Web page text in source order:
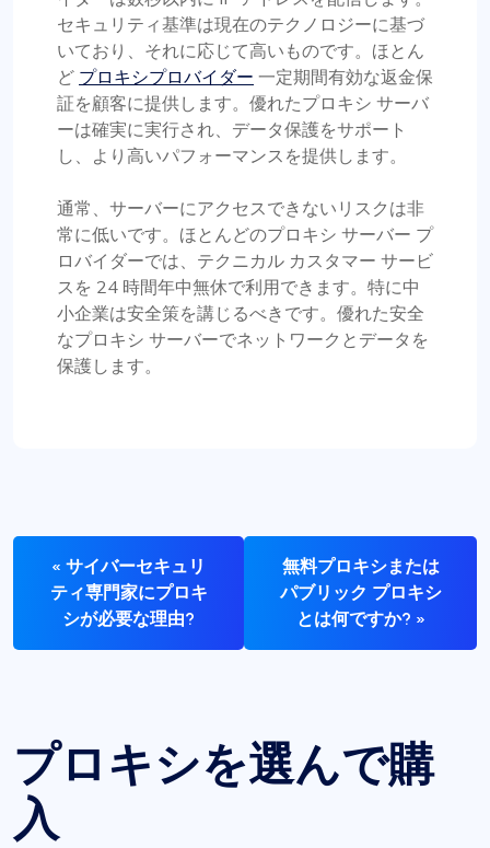
セキュリティ基準は現在のテクノロジーに基づ
いており、それに応じて高いものです。ほとん
ど プロキシプロバイダー 一定期間有効な返金保
証を顧客に提供します。優れたプロキシ サーバ
ーは確実に実行され、データ保護をサポート
し、より高いパフォーマンスを提供します。
通常、サーバーにアクセスできないリスクは非
常に低いです。ほとんどのプロキシ サーバー プ
ロバイダーでは、テクニカル カスタマー サービ
スを 24 時間年中無休で利用できます。特に中
小企業は安全策を講じるべきです。優れた安全
なプロキシ サーバーでネットワークとデータを
保護します。
« サイバーセキュリ
ティ専門家にプロキ
シが必要な理由?
無料プロキシまたは
パブリック プロキシ
とは何ですか? »
プロキシを選んで購
入